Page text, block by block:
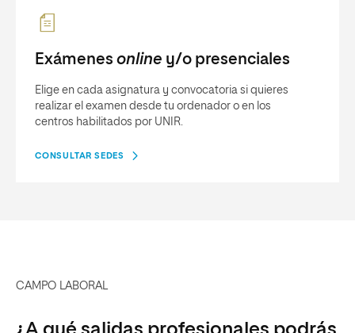
Exámenes online y/o presenciales
Elige en cada asignatura y convocatoria si quieres
realizar el examen desde tu ordenador o en los
centros habilitados por UNIR.
CONSULTAR SEDES
CAMPO LABORAL